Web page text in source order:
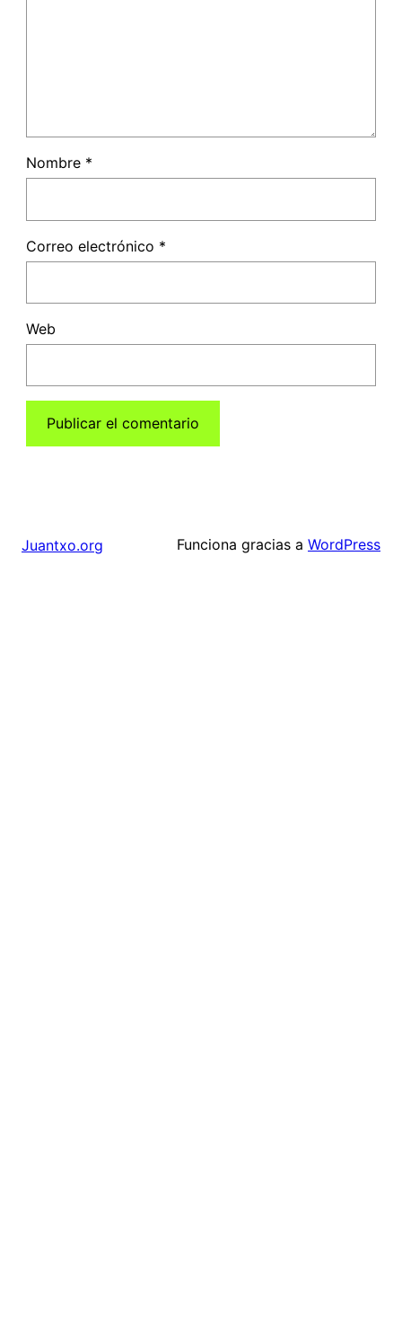
Nombre *
Correo electrónico *
Web
Juantxo.org Funciona gracias a WordPress